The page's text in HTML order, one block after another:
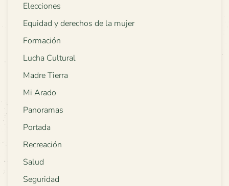
Elecciones
Equidad y derechos de la mujer
Formación
Lucha Cultural
Madre Tierra
Mi Arado
Panoramas
Portada
Recreación
Salud
Seguridad